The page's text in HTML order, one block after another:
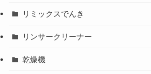
リミックスでんき
リンサークリーナー
乾燥機